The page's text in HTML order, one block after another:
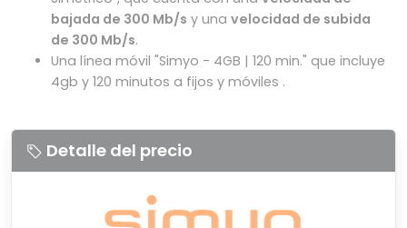
bajada de 300 Mb/s y una velocidad de subida
de 300 Mb/s.
Una línea móvil "Simyo - 4GB | 120 min." que incluye
4gb y 120 minutos a fijos y móviles .
Detalle del precio